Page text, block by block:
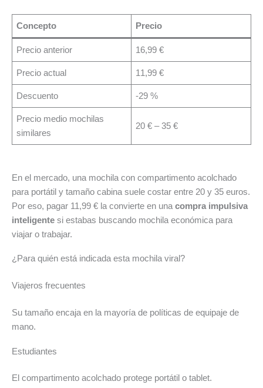
Concepto Precio
Precio anterior 16,99 €
Precio actual 11,99 €
Descuento -29 %
Precio medio mochilas
similares
20 € – 35 €
En el mercado, una mochila con compartimento acolchado
para portátil y tamaño cabina suele costar entre 20 y 35 euros.
Por eso, pagar 11,99 € la convierte en una compra impulsiva
inteligente si estabas buscando mochila económica para
viajar o trabajar.
¿Para quién está indicada esta mochila viral?
Viajeros frecuentes
Su tamaño encaja en la mayoría de políticas de equipaje de
mano.
Estudiantes
El compartimento acolchado protege portátil o tablet.